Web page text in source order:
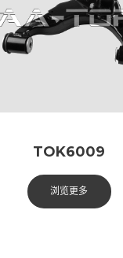
TOK6009
浏览更多